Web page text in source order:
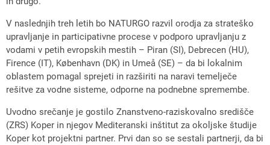
V naslednjih treh letih bo NATURGO razvil orodja za strateško
upravljanje in participativne procese v podporo upravljanju z
vodami v petih evropskih mestih – Piran (SI), Debrecen (HU),
Firence (IT), København (DK) in Umeå (SE) – da bi lokalnim
oblastem pomagal sprejeti in razširiti na naravi temelječe
rešitve za vodne sisteme, odporne na podnebne spremembe.
Uvodno srečanje je gostilo Znanstveno-raziskovalno središče
(ZRS) Koper in njegov Mediteranski inštitut za okoljske študije
Koper kot projektni partner. Prvi dan so se sestali partnerji, da bi